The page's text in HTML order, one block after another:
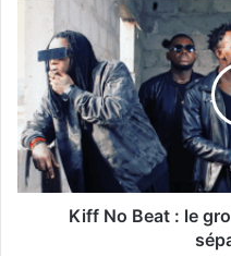
Kiff No Beat : le